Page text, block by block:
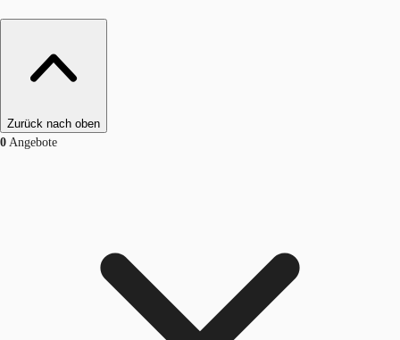
Zurück nach oben
0 Angebote